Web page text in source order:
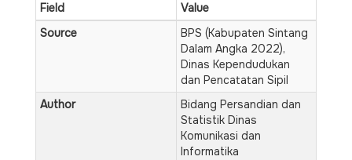
Field
Value
Source
BPS (Kabupaten Sintang
Dalam Angka 2022),
Dinas Kependudukan
dan Pencatatan Sipil
Author
Bidang Persandian dan
Statistik Dinas
Komunikasi dan
Informatika